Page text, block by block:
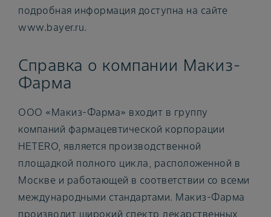
подробная информация доступна на сайте
www.bayer.ru.
Справка о компании Макиз-
Фарма
ООО «Макиз-Фарма» входит в группу
компаний фармацевтической корпорации
HETERO, является производственной
площадкой полного цикла, расположенной в
Москве и работающей в соответствии со всеми
международными стандартами. Макиз-Фарма
производит широкий спектр лекарственных